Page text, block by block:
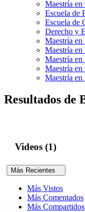
Maestría en
Escuela de
Escuela de
Derecho y
Maestría
Maestría
Maestría
Maestría
Maestría
Resultados de
Videos (1)
Más Recientes
Más Vistos
Más Comentados
Más Compartidos